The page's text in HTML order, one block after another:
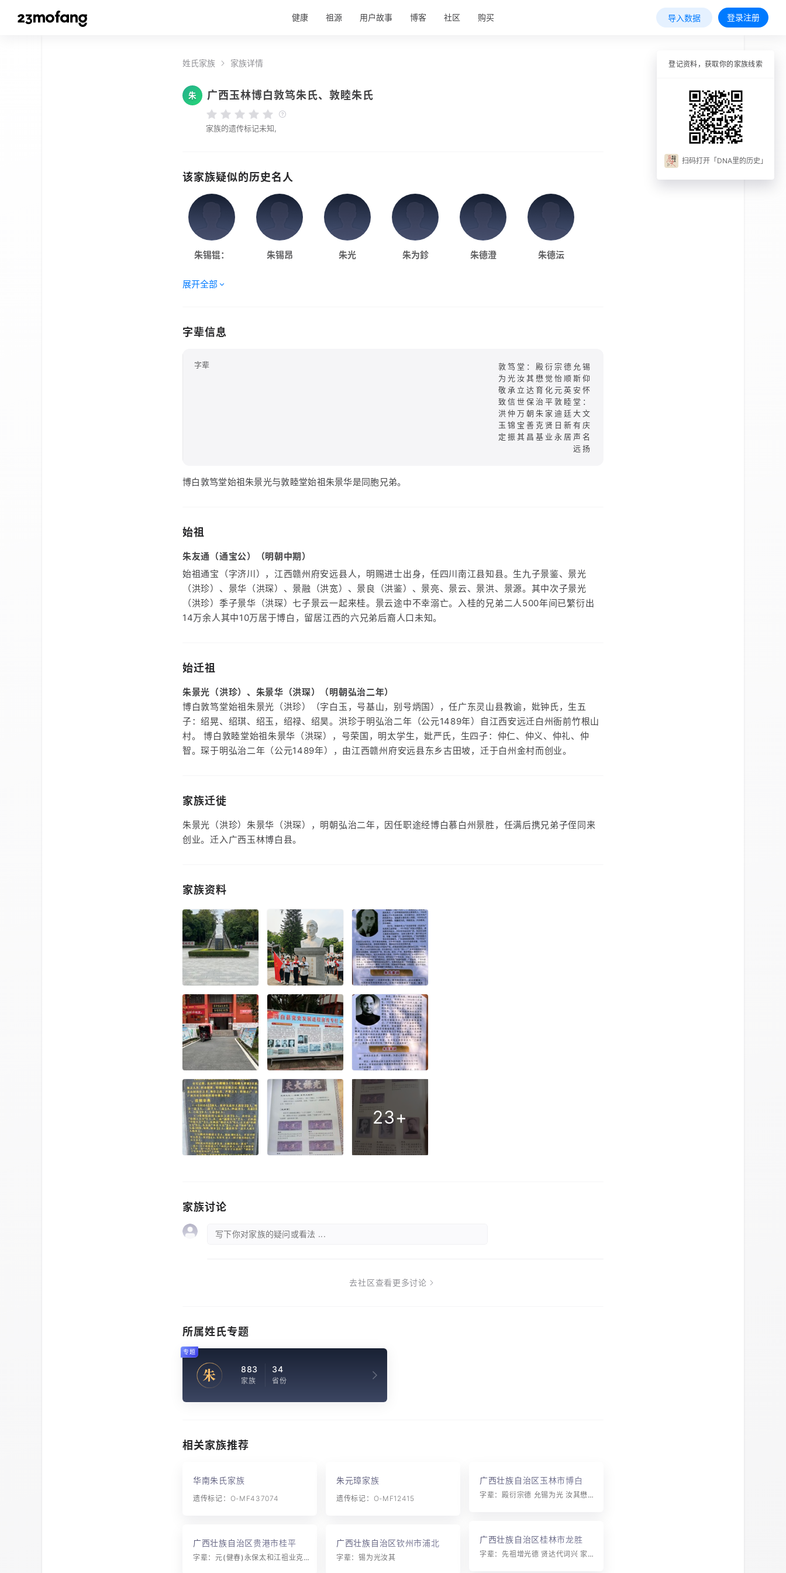
健康 祖源 用户故事 博客 社区 购买 导入数据 登录注册
姓氏家族 家族详情
朱 广西玉林博白敦笃朱氏、敦睦朱氏
家族的遗传标记未知,
该家族疑似的历史名人
朱锡锟： 朱锡昂 朱光 朱为鉁 朱德澄 朱德沄
展开全部
字辈信息
字辈
敦笃堂：殿衍宗德允锡
为光汝其懋觉怡顺斯仰
敬承立达育化元英安怀
致信世保治平敦睦堂：
洪仲万朝朱家迪廷大文
玉锦宝善克贤日新有庆
定振其昌基业永居声名
远扬
博白敦笃堂始祖朱景光与敦睦堂始祖朱景华是同胞兄弟。
始祖
朱友通（通宝公）（明朝中期）
始祖通宝（字济川），江西赣州府安远县人，明赐进士出身，任四川南江县知县。生九子景鉴、景光
（洪珍）、景华（洪琛）、景融（洪宽）、景良（洪鉴）、景亮、景云、景洪、景源。其中次子景光
（洪珍）季子景华（洪琛）七子景云一起来桂。景云途中不幸溺亡。入桂的兄弟二人500年间已繁衍出
14万余人其中10万居于博白，留居江西的六兄弟后裔人口未知。
始迁祖
朱景光（洪珍）、朱景华（洪琛）（明朝弘治二年）
博白敦笃堂始祖朱景光（洪珍）（字白玉，号基山，别号炳国），任广东灵山县教谕，妣钟氏，生五
子：绍晃、绍琪、绍玉，绍禄、绍昊。洪珍于明弘治二年（公元1489年）自江西安远迁白州衙前竹根山
村。 博白敦睦堂始祖朱景华（洪琛），号荣国，明太学生，妣严氏，生四子：仲仁、仲义、仲礼、仲
智。琛于明弘治二年（公元1489年），由江西赣州府安远县东乡古田坡，迁于白州金村而创业。
家族迁徙
朱景光（洪珍）朱景华（洪琛），明朝弘治二年，因任职途经博白慕白州景胜，任满后携兄弟子侄同来
创业。迁入广西玉林博白县。
家族资料
23+
家族讨论
写下你对家族的疑问或看法 ...
去社区查看更多讨论
所属姓氏专题
朱 883
家族
34
省份
专题
相关家族推荐
华南朱氏家族
遗传标记：O-MF437074
朱元璋家族
遗传标记：O-MF12415
广西壮族自治区玉林市博白县
朱氏
字辈：殿衍宗德 允锡为光 汝其懋觉 怡顺斯仰 敬承立达 育化元英 安怀致信 世保治平
广西壮族自治区贵港市桂平市
朱氏
字辈：元(健春)永保太和江祖业克明俊德振家声(升)
广西壮族自治区钦州市浦北县
朱氏
字辈：锡为光汝其
广西壮族自治区桂林市龙胜各
族自治县平等镇昌背村 弄易组
字辈：先祖增光德 贤达代词兴 家邦扬显烈 宇宙乐升平
登记资料，获取你的家族线索
扫码打开「DNA里的历史」